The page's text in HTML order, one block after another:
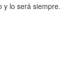
y lo será siempre.